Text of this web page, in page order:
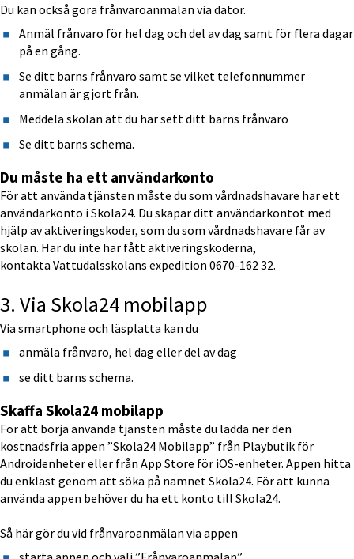
Du kan också göra frånvaroanmälan via dator.
Anmäl frånvaro för hel dag och del av dag samt för flera dagar
på en gång.
Se ditt barns frånvaro samt se vilket telefonnummer
anmälan är gjort från.
Meddela skolan att du har sett ditt barns frånvaro
Se ditt barns schema.
Du måste ha ett användarkonto
För att använda tjänsten måste du som vårdnadshavare har ett
användarkonto i Skola24. Du skapar ditt användarkontot med
hjälp av aktiveringskoder, som du som vårdnadshavare får av
skolan. Har du inte har fått aktiveringskoderna,
kontakta Vattudalsskolans expedition 0670-162 32.
3. Via Skola24 mobilapp
Via smartphone och läsplatta kan du
anmäla frånvaro, hel dag eller del av dag
se ditt barns schema.
Skaffa Skola24 mobilapp
För att börja använda tjänsten måste du ladda ner den
kostnadsfria appen ”Skola24 Mobilapp” från Playbutik för
Androidenheter eller från App Store för iOS-enheter. Appen hitta
du enklast genom att söka på namnet Skola24. För att kunna
använda appen behöver du ha ett konto till Skola24.
Så här gör du vid frånvaroanmälan via appen